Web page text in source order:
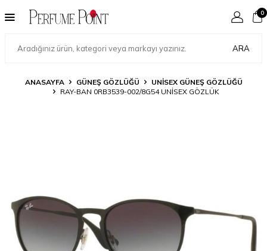
ARA
0
ANASAYFA GÜNEŞ GÖZLÜĞÜ
UNISEX GÜNEŞ GÖZLÜĞÜ
RAY-BAN 0RB3539-002/8G54 UNISEX GÖZLÜK